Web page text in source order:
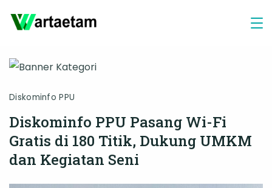
Diskominfo PPU
Diskominfo PPU Pasang Wi-Fi
Gratis di 180 Titik, Dukung UMKM
dan Kegiatan Seni